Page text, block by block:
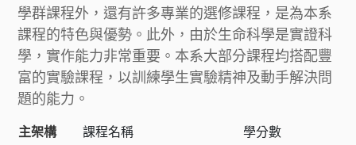
學群課程外，還有許多專業的選修課程，是為本系
課程的特色與優勢。此外，由於生命科學是實證科
學，實作能力非常重要。本系大部分課程均搭配豐
富的實驗課程，以訓練學生實驗精神及動手解決問
題的能力。
主架構 課程名稱
學分數